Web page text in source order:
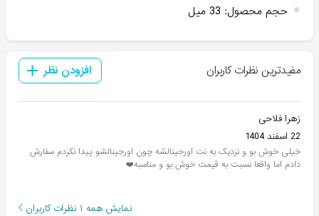
حجم محصول: 33 میل
مفیدترین نظرات کاربران افزودن نظر
زهرا فلاحی
22 اسفند 1404
خیلی خوش بو و نزدیک به نت اورجینالشه چون اورجینالشو پیدا نکردم سفارش
دادم اما واقعا نسبت به قیمت خوش بو و مناسبه❤️
نمایش همه ۱ نظرات کاربران